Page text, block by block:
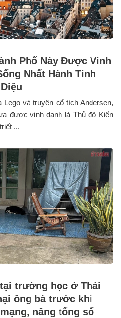
Phố Này Được Vinh
Nhất Hành Tinh
Lego và truyện cổ tích Andersen,
được vinh danh là Thủ đô Kiến
...
trường học ở Thái
ông bà trước khi
nâng tổng số